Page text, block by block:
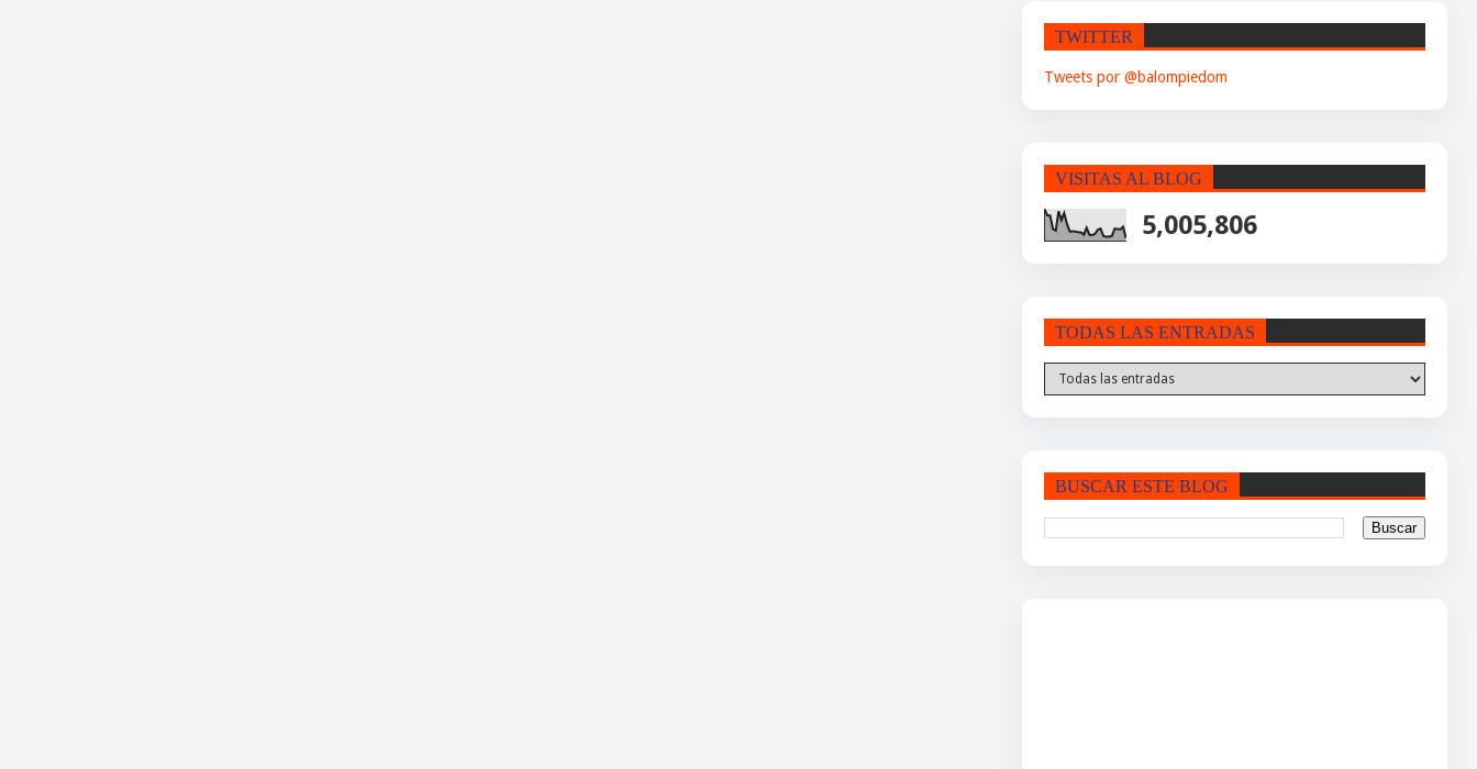
TWITTER
Tweets por @balompiedom
VISITAS AL BLOG
5,005,806
TODAS LAS ENTRADAS
BUSCAR ESTE BLOG